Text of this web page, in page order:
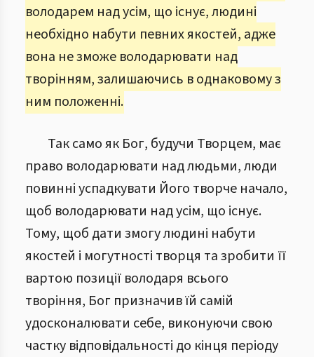
володарем над усім, що існує, людині
необхідно набути певних якостей, адже
вона не зможе володарювати над
творінням, залишаючись в однаковому з
ним положенні.
Так само як Бог, будучи Творцем, має
право володарювати над людьми, люди
повинні успадкувати Його творче начало,
щоб володарювати над усім, що існує.
Тому, щоб дати змогу людині набути
якостей і могутності творця та зробити її
вартою позиції володаря всього
творіння, Бог призначив їй самій
удосконалювати себе, виконуючи свою
частку відповідальності до кінця періоду